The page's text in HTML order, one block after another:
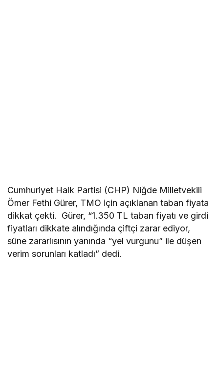
Cumhuriyet Halk Partisi (CHP) Niğde Milletvekili
Ömer Fethi Gürer, TMO için açıklanan taban fiyata
dikkat çekti. Gürer, “1.350 TL taban fiyatı ve girdi
fiyatları dikkate alındığında çiftçi zarar ediyor,
süne zararlısının yanında “yel vurgunu” ile düşen
verim sorunları katladı” dedi.